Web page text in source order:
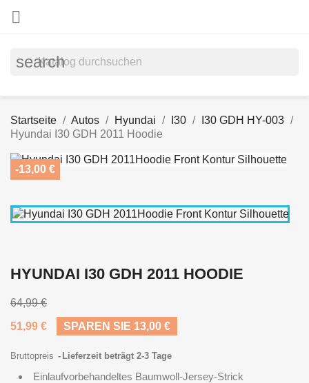

search
Startseite Autos Hyundai I30
I30 GDH HY-003
Hyundai I30 GDH 2011 Hoodie
-13,00 €
HYUNDAI I30 GDH 2011 HOODIE
64,99 €
51,99 €
SPAREN SIE 13,00 €
Bruttopreis Lieferzeit beträgt 2-3 Tage
Einlaufvorbehandeltes Baumwoll-Jersey-Strick